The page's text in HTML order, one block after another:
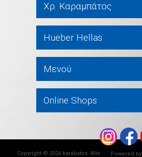
Χρ. Καραμπάτος
Hueber Hellas
Μενού
Online Shops
Copyright © 2026 karabatos. Alle
Powered by